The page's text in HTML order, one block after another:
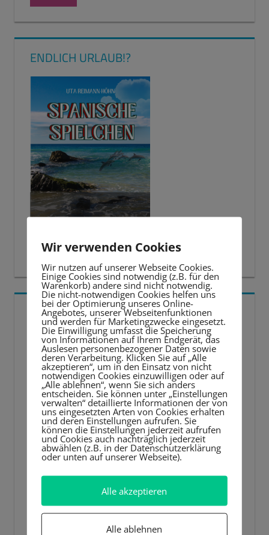
ENDLICH URLAUB!?
5 BESTE LERNTIPPS
Video-
Player
Wir verwenden Cookies
Wir nutzen auf unserer Webseite Cookies.
Einige Cookies sind notwendig (z.B. für den
Warenkorb) andere sind nicht notwendig.
Die nicht-notwendigen Cookies helfen uns
bei der Optimierung unseres Online-
Angebotes, unserer Webseitenfunktionen
und werden für Marketingzwecke eingesetzt.
Die Einwilligung umfasst die Speicherung
von Informationen auf Ihrem Endgerät, das
Auslesen personenbezogener Daten sowie
deren Verarbeitung. Klicken Sie auf „Alle
akzeptieren“, um in den Einsatz von nicht
notwendigen Cookies einzuwilligen oder auf
„Alle ablehnen“, wenn Sie sich anders
entscheiden. Sie können unter „Einstellungen
verwalten“ detaillierte Informationen der von
uns eingesetzten Arten von Cookies erhalten
und deren Einstellungen aufrufen. Sie
können die Einstellungen jederzeit aufrufen
und Cookies auch nachträglich jederzeit
abwählen (z.B. in der Datenschutzerklärung
oder unten auf unserer Webseite).
Alle akzeptieren
Alle ablehnen